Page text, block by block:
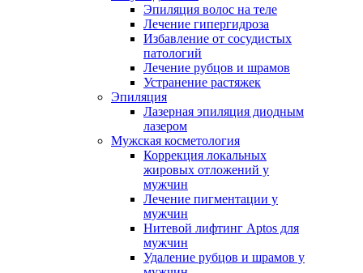
Эпиляция волос на теле
Лечение гипергидроза
Избавление от сосудистых
патологий
Лечение рубцов и шрамов
Устранение растяжек
Эпиляция
Лазерная эпиляция диодным
лазером
Мужская косметология
Коррекция локальных
жировых отложений у
мужчин
Лечение пигментации у
мужчин
Нитевой лифтинг Aptos для
мужчин
Удаление рубцов и шрамов у